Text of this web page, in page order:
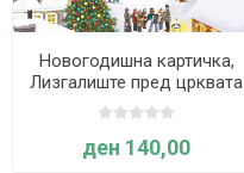
Новогодишна картичка,
Лизгалиште пред црквата
- Pictura
ден 140,00